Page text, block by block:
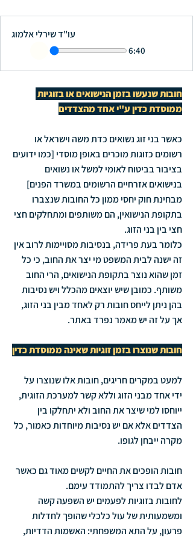
עו"ד שירלי אלמוג
6:40
חובות שנעשו בזמן הנישואים או בזוגיות
ממוסדת כדין ע"י אחד מהצדדים
כאשר בני זוג נשואים כדת משה וישראל או
רשומים כזוגות מוכרים באופן מוסדי [כמו ידועים
בציבור בביטוח לאומי למשל או נשואים
בנישואים אזרחיים הרשומים במשרד הפנים]
מבחינת חוק יחסי ממון כל החובות שנצברו
בתקופת הנישואין, הם משותפים ומתחלקים חצי
חצי בין בני הזוג.
כלומר בעת פרידה, בנסיבות מסויימות לרוב אין
זה ישנה לבית המשפט מי יצר את החוב, כי כל
זמן שהוא נוצר בתקופת הנישואים, הרי החוב
משותף. כמובן שיש יוצאים מהכלל ויש נסיבות
בהן ניתן לייחס חובות רק לאחד מבין בני הזוג,
אך על זה יש מאמר נפרד באתר.
חובות שנוצרו בזמן זוגיות שאינה ממוסדת כדין
למעט במקרים חריגים, חובות אלו שנוצרו על
ידי אחד מבני הזוג וללא קשר למערכת הזוגית,
ייוחסו למי שיצר את החוב ולא יתחלקו בין
הצדדים אלא אם יש נסיבות מיוחדות כאמור, כל
מקרה ייבחן לגופו.
חובות הופכים את החיים לקשים מאוד גם כאשר
אדם לבדו צריך להתמודד עימם.
לחובות בזוגיות לפעמים יש השפעה קשה
ומשמעותית של עול כלכלי שהופך לחדלות
פרעון, על התא המשפחתי: האשמות הדדיות,